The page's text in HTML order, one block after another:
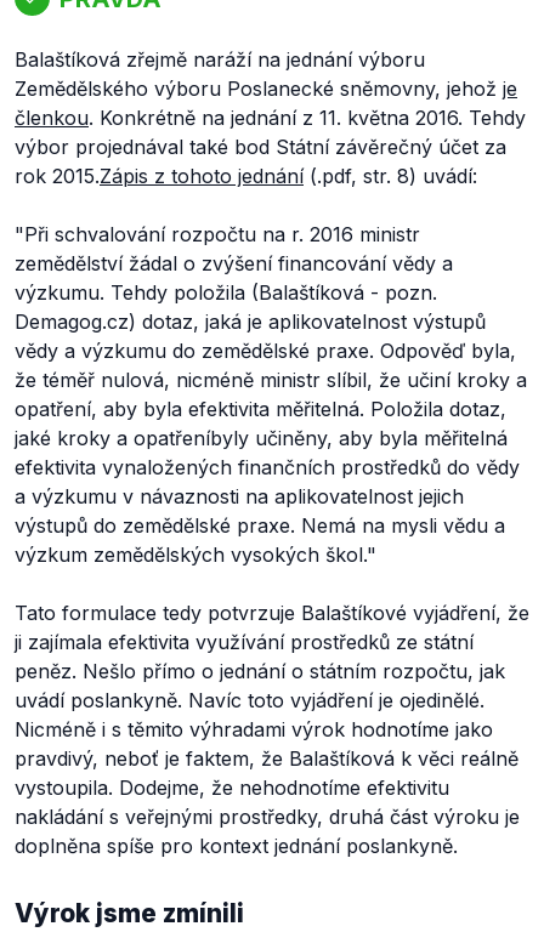
Balaštíková zřejmě naráží na jednání výboru
Zemědělského výboru Poslanecké sněmovny, jehož je
členkou. Konkrétně na jednání z 11. května 2016. Tehdy
výbor projednával také bod Státní závěrečný účet za
rok 2015.Zápis z tohoto jednání(.pdf, str. 8) uvádí:
"Při schvalování rozpočtu na r. 2016 ministr
zemědělství žádal o zvýšení financování vědy a
výzkumu. Tehdy položila (Balaštíková - pozn.
Demagog.cz) dotaz, jaká je aplikovatelnost výstupů
vědy a výzkumu do zemědělské praxe. Odpověď byla,
že téměř nulová, nicméně ministr slíbil, že učiní kroky a
opatření, aby byla efektivita měřitelná. Položila dotaz,
jaké kroky a opatřeníbyly učiněny, aby byla měřitelná
efektivita vynaložených finančních prostředků do vědy
a výzkumu v návaznosti na aplikovatelnost jejich
výstupů do zemědělské praxe. Nemá na mysli vědu a
výzkum zemědělských vysokých škol."
Tato formulace tedy potvrzuje Balaštíkové vyjádření, že
ji zajímala efektivita využívání prostředků ze státní
peněz. Nešlo přímo o jednání o státním rozpočtu, jak
uvádí poslankyně. Navíc toto vyjádření je ojedinělé.
Nicméně i s těmito výhradami výrok hodnotíme jako
pravdivý, neboť je faktem, že Balaštíková k věci reálně
vystoupila. Dodejme, že nehodnotíme efektivitu
nakládání s veřejnými prostředky, druhá část výroku je
doplněna spíše pro kontext jednání poslankyně.
Výrok jsme zmínili